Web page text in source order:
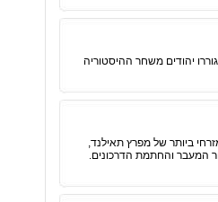
יהודים משחר ההיסטוריה
ביותר של מפרץ תאילנד,
המעבר והחתמת הדרכונים.